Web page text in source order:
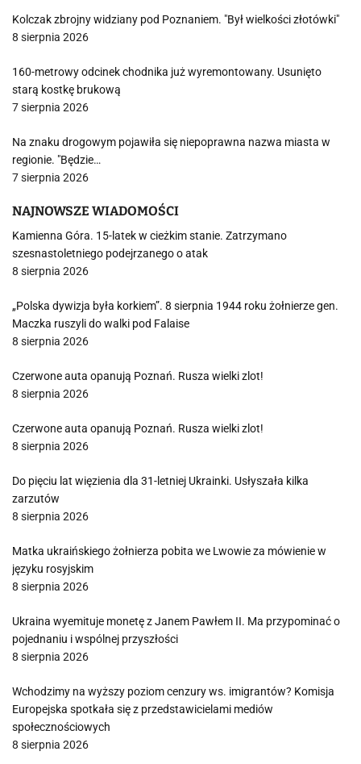
Kolczak zbrojny widziany pod Poznaniem. "Był wielkości złotówki"
8 sierpnia 2026
160-metrowy odcinek chodnika już wyremontowany. Usunięto
starą kostkę brukową
7 sierpnia 2026
Na znaku drogowym pojawiła się niepoprawna nazwa miasta w
regionie. "Będzie…
7 sierpnia 2026
NAJNOWSZE WIADOMOŚCI
Kamienna Góra. 15-latek w cieżkim stanie. Zatrzymano
szesnastoletniego podejrzanego o atak
8 sierpnia 2026
„Polska dywizja była korkiem”. 8 sierpnia 1944 roku żołnierze gen.
Maczka ruszyli do walki pod Falaise
8 sierpnia 2026
Czerwone auta opanują Poznań. Rusza wielki zlot!
8 sierpnia 2026
Czerwone auta opanują Poznań. Rusza wielki zlot!
8 sierpnia 2026
Do pięciu lat więzienia dla 31-letniej Ukrainki. Usłyszała kilka
zarzutów
8 sierpnia 2026
Matka ukraińskiego żołnierza pobita we Lwowie za mówienie w
języku rosyjskim
8 sierpnia 2026
Ukraina wyemituje monetę z Janem Pawłem II. Ma przypominać o
pojednaniu i wspólnej przyszłości
8 sierpnia 2026
Wchodzimy na wyższy poziom cenzury ws. imigrantów? Komisja
Europejska spotkała się z przedstawicielami mediów
społecznościowych
8 sierpnia 2026